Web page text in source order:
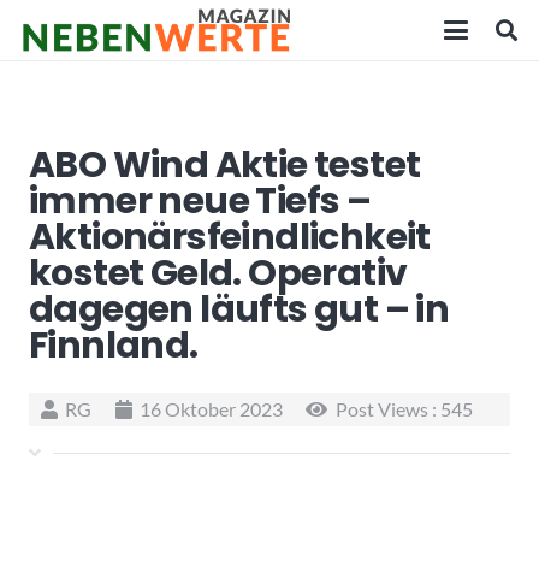
ABO Wind Aktie testet
immer neue Tiefs –
Aktionärsfeindlichkeit
kostet Geld. Operativ
dagegen läufts gut – in
Finnland.
RG 16 Oktober 2023 Post Views : 545